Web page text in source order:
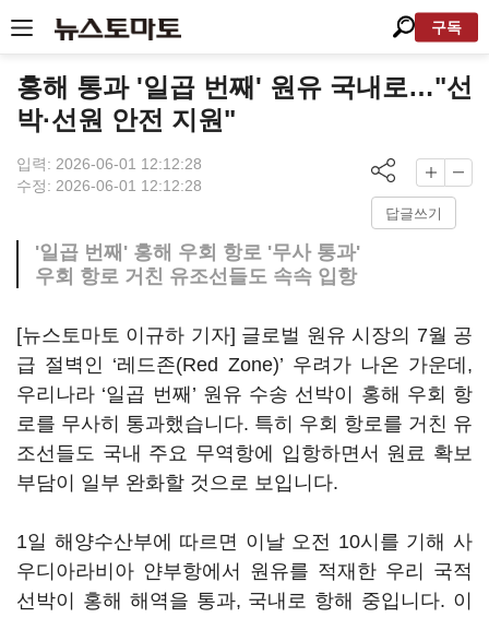
구독
홍해 통과 '일곱 번째' 원유 국내로…"선
박·선원 안전 지원"
입력: 2026-06-01 12:12:28
수정: 2026-06-01 12:12:28
답글쓰기
'일곱 번째' 홍해 우회 항로 '무사 통과'
우회 항로 거친 유조선들도 속속 입항
[뉴스토마토 이규하 기자] 글로벌 원유 시장의 7월 공
급 절벽인 ‘레드존(Red Zone)’ 우려가 나온 가운데,
우리나라 ‘일곱 번째’ 원유 수송 선박이 홍해 우회 항
로를 무사히 통과했습니다. 특히 우회 항로를 거친 유
조선들도 국내 주요 무역항에 입항하면서 원료 확보
부담이 일부 완화할 것으로 보입니다.
1일 해양수산부에 따르면 이날 오전 10시를 기해 사
우디아라비아 얀부항에서 원유를 적재한 우리 국적
선박이 홍해 해역을 통과, 국내로 항해 중입니다. 이